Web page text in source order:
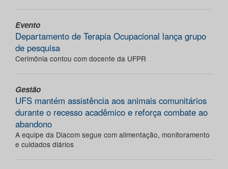
Evento
Departamento de Terapia Ocupacional lança grupo
de pesquisa
Cerimônia contou com docente da UFPR
Gestão
UFS mantém assistência aos animais comunitários
durante o recesso acadêmico e reforça combate ao
abandono
A equipe da Diacom segue com alimentação, monitoramento
e cuidados diários